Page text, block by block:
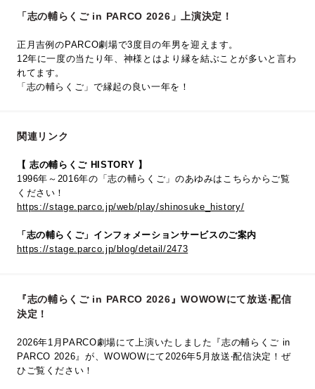
「志の輔らくご in PARCO 2026」上演決定！
正月吉例のPARCO劇場で3度目の年男を迎えます。
12年に一度の当たり年、神様とはより縁を結ぶことが多いと言わ
れてます。
「志の輔らくご」で縁起の良い一年を！
関連リンク
【 志の輔らくご HISTORY 】
1996年～2016年の「志の輔らくご」のあゆみはこちらからご覧
ください！
https://stage.parco.jp/web/play/shinosuke_history/
「志の輔らくご」インフォメーションサービスのご案内
https://stage.parco.jp/blog/detail/2473
『志の輔らくご in PARCO 2026』WOWOWにて放送‧配信
決定！
2026年1月PARCO劇場にて上演いたしました『志の輔らくご in
PARCO 2026』が、WOWOWにて2026年5⽉放送‧配信決定！ぜ
ひご覧ください！